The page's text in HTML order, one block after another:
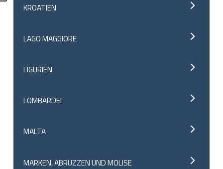
KROATIEN
LAGO MAGGIORE
LIGURIEN
LOMBARDEI
MALTA
MARKEN, ABRUZZEN UND MOLISE